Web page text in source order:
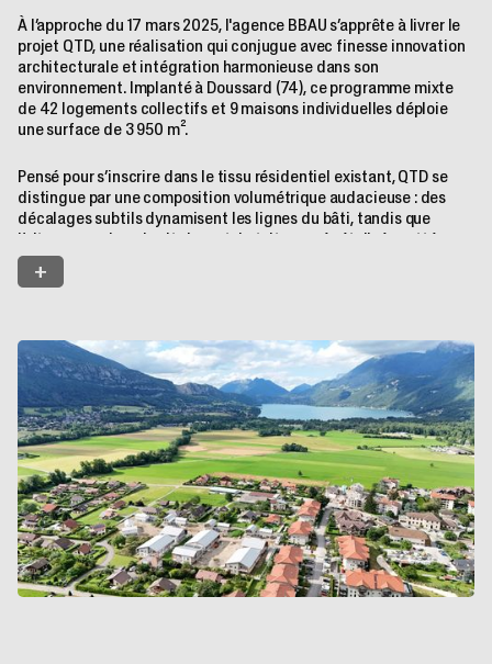
À l’approche du 17 mars 2025, l'agence BBAU s’apprête à livrer le
projet QTD, une réalisation qui conjugue avec finesse innovation
architecturale et intégration harmonieuse dans son
environnement. Implanté à Doussard (74), ce programme mixte
de 42 logements collectifs et 9 maisons individuelles déploie
une surface de 3 950 m².
Pensé pour s’inscrire dans le tissu résidentiel existant, QTD se
distingue par une composition volumétrique audacieuse : des
décalages subtils dynamisent les lignes du bâti, tandis que
l’alternance de gabarits bas et de toitures végétalisées atténue
la densité perçue et enrichit l’esthétique d’ensemble. Les
façades, habillées de loggias en mélèze pré-grisé et de bardages
et une identité visuelle affirmée.
Les espaces extérieurs semi-publics, véritables lieux de vie, ont
été conçus comme des prolongements qualitatifs du projet.
Zones paysagées et aménagements conviviaux favorisent la
détente et les interactions sociales, renforçant le lien entre les
résidents et leur cadre de vie. Respectant les exigences de la RT
2012, QTD illustre un équilibre maîtrisé entre performance
énergétique, respect du paysage et qualité d’usage.
Rendez-vous le 17 mars 2025 pour célébrer l’aboutissement de
cette réalisation, reflet de notre engagement à façonner des
+